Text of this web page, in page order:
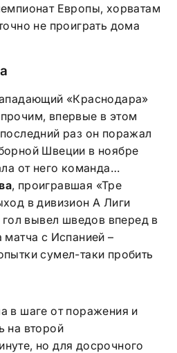
Европы, хорватам
не проиграть дома
«Краснодара»
впервые в этом
раз он поражал
Швеции в ноябре
от него команда…
, проигравшая «Тре
в дивизион A Лиги
вывел шведов вперед в
матча с Испанией –
сумел-таки пробить
в шаге от поражения и
на второй
но для досрочного